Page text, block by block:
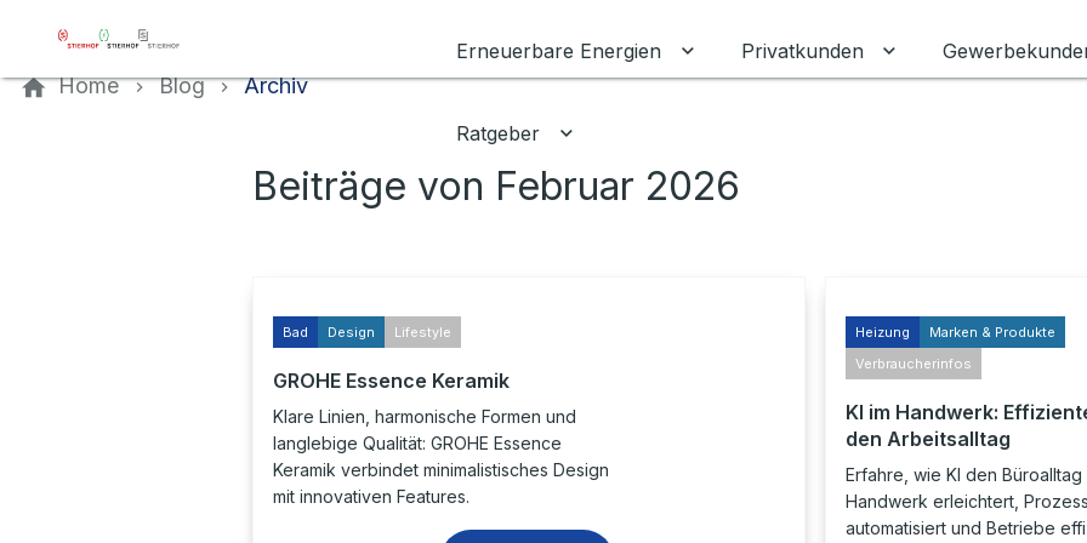
Erneuerbare Energien
Untermenü für Erneuerbare Energien
Privatkunden Untermenü für
Ratgeber Untermenü für Ratgeber umschalten
Home Blog Archiv
Beiträge von Februar 2026
Bad Design Lifestyle
GROHE Essence Keramik
Klare Linien, harmonische Formen und
langlebige Qualität: GROHE Essence
Keramik verbindet minimalistisches Design
mit innovativen Features.
Heizung
Marken & Produkte
Verbraucherinfos
KI im Handwerk:
den Arbeitsalltag
Erfahre, wie KI den Büroalltag
Handwerk erleichtert,
automatisiert und Betriebe